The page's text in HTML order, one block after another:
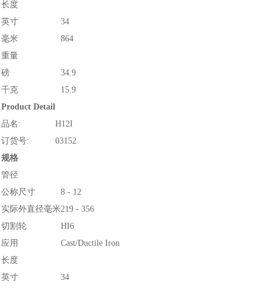
长度
英寸
34
毫米
864
重量
磅
34.9
千克
15.9
Product Detail
品名:
H12I
订货号:
03152
规格
管径
公称尺寸
8 - 12
实际外直径毫米219 - 356
切割轮
HI6
应用
Cast/Ductile Iron
长度
英寸
34